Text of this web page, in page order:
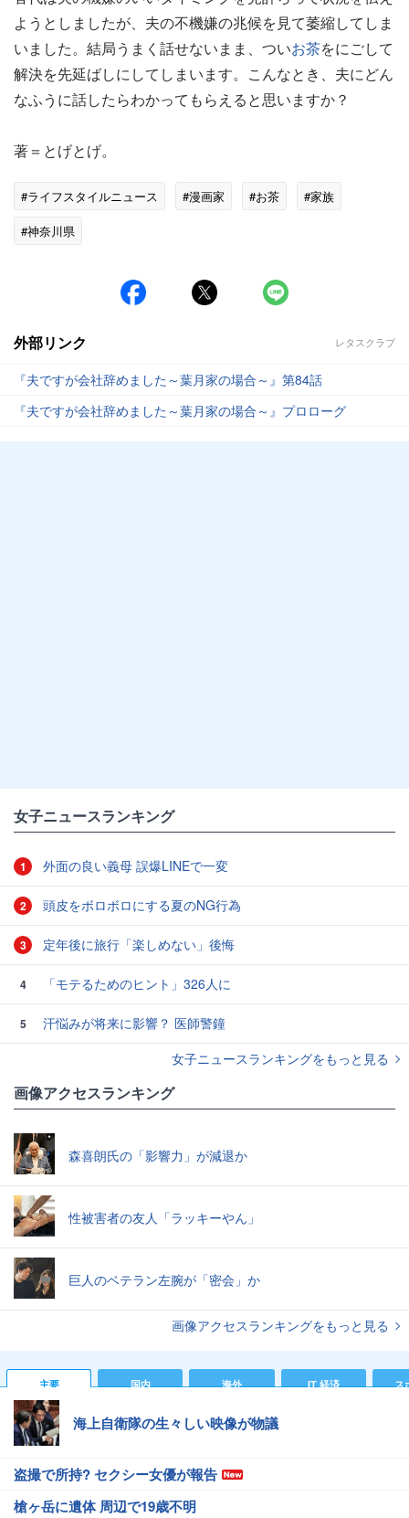
ようとしましたが、夫の不機嫌の兆候を見て萎縮してしま
いました。結局うまく話せないまま、ついお茶をにごして
解決を先延ばしにしてしまいます。こんなとき、夫にどん
なふうに話したらわかってもらえると思いますか？
著＝とげとげ。
#ライフスタイルニュース #漫画家 #お茶
#家族
#神奈川県
外部リンク レタスクラブ
『夫ですが会社辞めました～葉月家の場合～』第84話
『夫ですが会社辞めました～葉月家の場合～』プロローグ
女子ニュースランキング
1 外面の良い義母 誤爆LINEで一変
2 頭皮をボロボロにする夏のNG行為
3 定年後に旅行「楽しめない」後悔
4 「モテるためのヒント」326人に
5
汗悩みが将来に影響？ 医師警鐘
女子ニュースランキングをもっと見る
画像アクセスランキング
森喜朗氏の「影響力」が減退か
性被害者の友人「ラッキーやん」
巨人のベテラン左腕が「密会」か
画像アクセスランキングをもっと見る
主要 国内 海外 IT 経済 ス
海上自衛隊の生々しい映像が物議
盗撮で所持? セクシー女優が報告
槍ヶ岳に遺体 周辺で19歳不明